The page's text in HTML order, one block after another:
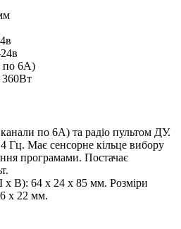
по 6А)
по 6А) та радіо пультом ДУ.
Гц. Має сенсорне кільце вибору
програмами. Постачає
В): 64 х 24 х 85 мм. Розміри
х 22 мм.